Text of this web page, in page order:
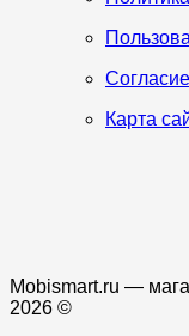
Карта
Mobismart.ru —
2026 ©